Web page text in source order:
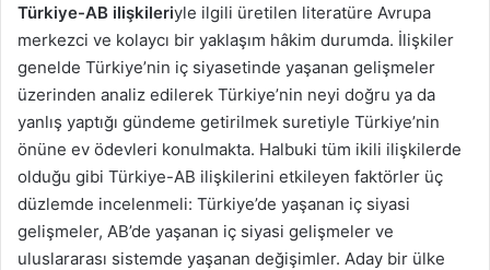
Türkiye-AB ilişkileriyle ilgili üretilen literatüre Avrupa
merkezci ve kolaycı bir yaklaşım hâkim durumda. İlişkiler
genelde Türkiye’nin iç siyasetinde yaşanan gelişmeler
üzerinden analiz edilerek Türkiye’nin neyi doğru ya da
yanlış yaptığı gündeme getirilmek suretiyle Türkiye’nin
önüne ev ödevleri konulmakta. Halbuki tüm ikili ilişkilerde
olduğu gibi Türkiye-AB ilişkilerini etkileyen faktörler üç
düzlemde incelenmeli: Türkiye’de yaşanan iç siyasi
gelişmeler, AB’de yaşanan iç siyasi gelişmeler ve
uluslararası sistemde yaşanan değişimler. Aday bir ülke